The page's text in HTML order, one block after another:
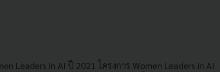
Leaders in AI ปี 2021 โครงการ Women Leaders in AI